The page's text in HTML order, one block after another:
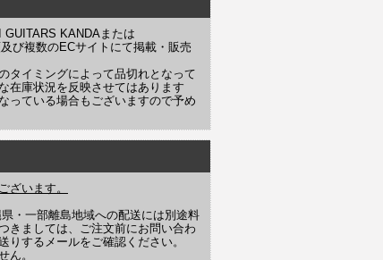
KANDAまたは
び複数のECサイトにて掲載・販売
タイミングによって品切れとなって
在庫状況を反映させてはあります
っている場合もございますので予め
ざいます。
・一部離島地域への配送には別途料
きましては、ご注文前にお問い合わ
りするメールをご確認ください。
ん。